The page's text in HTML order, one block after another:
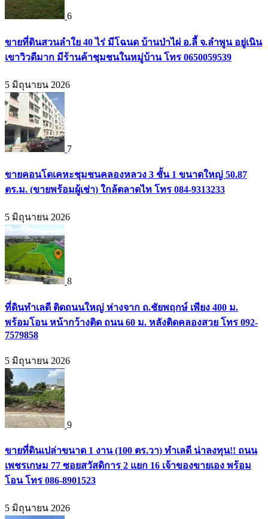
6
ขายที่ดินสวนลำใย 40 ไร่ มีโฉนด บ้านป่าไผ่ อ.ลี้ จ.ลำพูน อยู่เนิน
เขาวิวดีมาก มีร้านค้าชุมชนในหมู่บ้าน โทร 0650059539
5 มิถุนายน 2026
7
ขายคอนโดเคหะชุมชนคลองหลวง 3 ชั้น 1 ขนาดใหญ่ 50.87
ตร.ม. (ขายพร้อมผู้เช่า) ใกล้ตลาดไท โทร 084-9313233
5 มิถุนายน 2026
8
ที่ดินทำเลดี ติดถนนใหญ่ ห่างจาก ถ.ชัยพฤกษ์ เพียง 400 ม.
พร้อมโอน หน้ากว้างติด ถนน 60 ม. หลังติดคลองสวย โทร 092-
7579858
5 มิถุนายน 2026
9
ขายที่ดินเปล่าขนาด 1 งาน (100 ตร.วา) ทำเลดี น่าลงทุน!! ถนน
เพชรเกษม 77 ซอยสวัสดิการ 2 แยก 16 เจ้าของขายเอง พร้อม
โอน โทร 086-8901523
5 มิถุนายน 2026